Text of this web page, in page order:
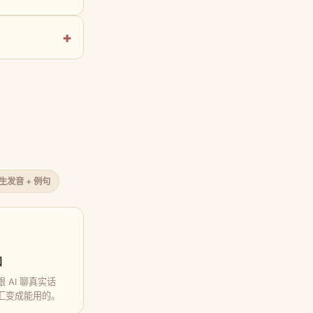
发音 + 例句
AI 聊真实话
成能用的。